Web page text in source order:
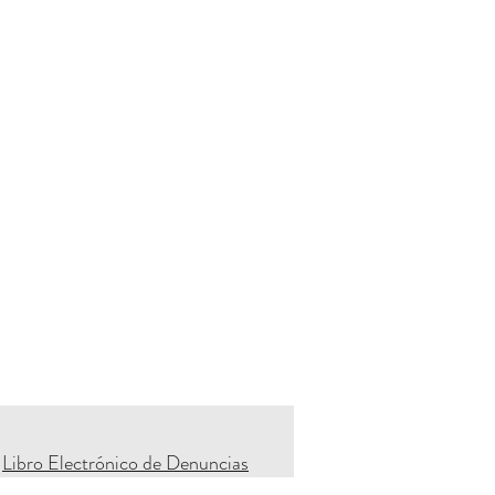
Libro Electrónico de Denuncias